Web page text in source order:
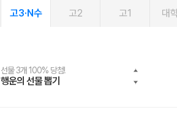
고3·N수 고2 고1 대
선물 3개 100% 당첨!
행운의 선물 뽑기
선물 100% 증정!
메가스터디 X 올리브
2027 러셀 단과
강사 공개선발
스마트러닝앱
설문 EVENT
메가패스
3일 무료 체험권
메가패스 수강생 무료혜택!
메가클럽 멤버십
사회공헌 캠페인
희망이룸 메가나눔